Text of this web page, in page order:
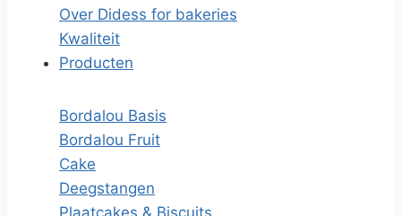
Over Didess for bakeries
Kwaliteit
Producten
Bordalou Basis
Bordalou Fruit
Cake
Deegstangen
Plaatcakes & Biscuits